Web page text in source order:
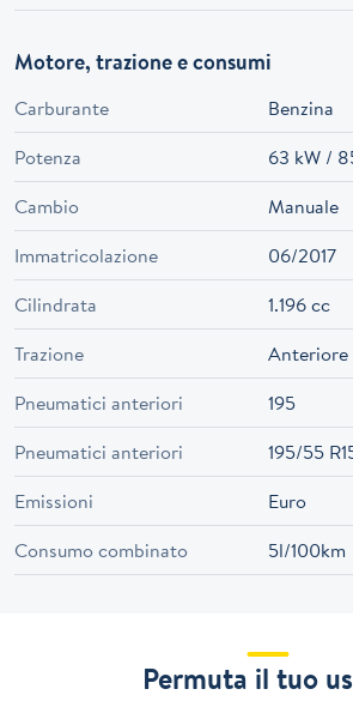
Motore, trazione e consumi
Carburante
Benzina
Potenza
63 kW /
Cambio
Manuale
Immatricolazione
06/2017
Cilindrata
1.196 cc
Trazione
Anteriore
Pneumatici anteriori
195
Pneumatici anteriori
195/55
Emissioni
Euro
Consumo combinato
5l/100km
Permuta il tuo